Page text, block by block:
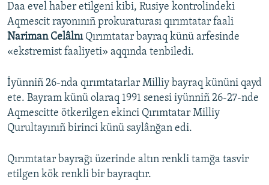
Daa evel haber etilgeni kibi, Rusiye kontrolindeki
Aqmescit rayonınıñ prokuraturası qırımtatar faali
Nariman CelâlnıQırımtatar bayraq künü arfesinde
«ekstremist faaliyeti» aqqında tenbiledi.
İyünniñ 26-nda qırımtatarlar Milliy bayraq kününi qayd
ete. Bayram künü olaraq 1991 senesi iyünniñ 26-27-nde
Aqmescitte ötkerilgen ekinci Qırımtatar Milliy
Qurultayınıñ birinci künü saylânğan edi.
Qırımtatar bayrağı üzerinde altın renkli tamğa tasvir
etilgen kök renkli bir bayraqtır.